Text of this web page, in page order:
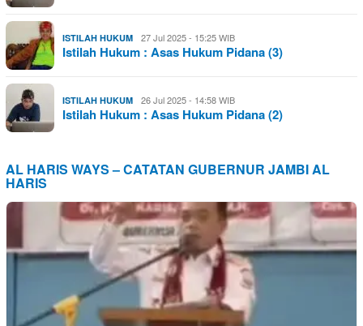
ISTILAH HUKUM 27 Jul 2025 - 15:25 WIB
Istilah Hukum : Asas Hukum Pidana (3)
ISTILAH HUKUM 26 Jul 2025 - 14:58 WIB
Istilah Hukum : Asas Hukum Pidana (2)
AL HARIS WAYS – CATATAN GUBERNUR JAMBI AL
HARIS